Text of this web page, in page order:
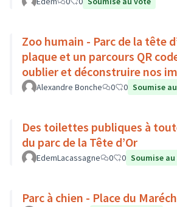
Zoo humain - Parc de la tête
plaque et un parcours QR
oublier et déconstruire nos
Africa50)
Alexandre Bonche 0 0 Soumise
Des toilettes publiques à
du parc de la Tête d’Or
EdemLacassagne 0 0 Soumise
Parc à chien - Place du